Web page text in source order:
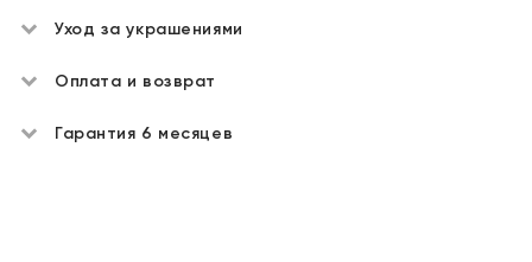
Уход за украшениями
Оплата и возврат
Гарантия 6 месяцев